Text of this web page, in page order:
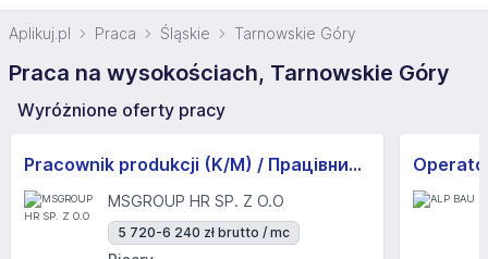
Aplikuj.pl Praca Śląskie Tarnowskie Góry
Praca na wysokościach, Tarnowskie Góry
Wyróżnione oferty pracy
Pracownik produkcji (K/M) / Працівники продукції Huber-Suhner (K/M)
MSGROUP HR SP. Z O.O
5 720-6 240 zł brutto / mc